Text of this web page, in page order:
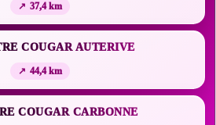
37,4 km
COUGAR AUTERIVE
44,4 km
COUGAR CARBONNE